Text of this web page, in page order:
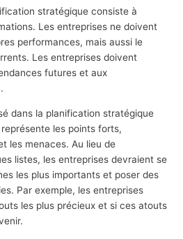
stratégique consiste à
Les entreprises ne doivent
performances, mais aussi le
Les entreprises doivent
futures et aux
dans la planification stratégique
représente les points forts,
les menaces. Au lieu de
listes, les entreprises devraient se
les plus importants et poser des
Par exemple, les entreprises
les plus précieux et si ces atouts